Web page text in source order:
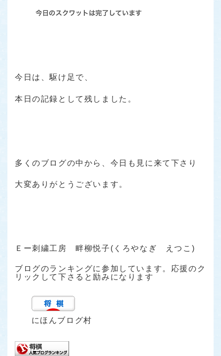
今日は、駆け足で、
本日の記録として残しました。
多くのブログの中から、今日も見に来て下さり
大変ありがとうございます。
Ｅー刺繍工房 畔柳悦子(くろやなぎ えつこ)
ブログのランキングに参加しています。応援のク
リックして下さると励みになります
にほんブログ村